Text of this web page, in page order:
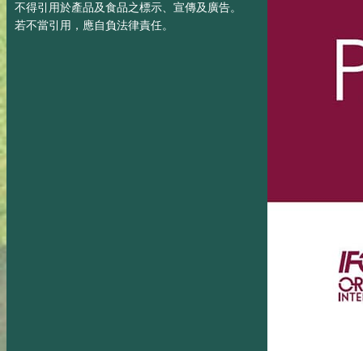
不得引用於產品及食品之標示、宣傳及廣告。
若不當引用，應自負法律責任。